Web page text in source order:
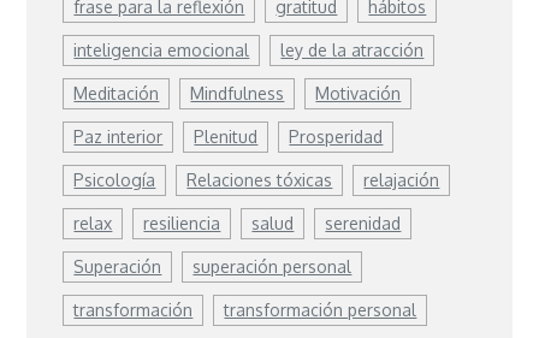
frase para la reflexión gratitud hábitos
inteligencia emocional ley de la atracción
Meditación Mindfulness Motivación
Paz interior Plenitud Prosperidad
Psicología Relaciones tóxicas relajación
relax resiliencia salud serenidad
Superación superación personal
transformación transformación personal